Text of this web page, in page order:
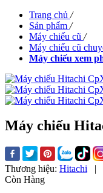
Trang chủ /
Sản phẩm /
Máy chiếu cũ /
Máy chiếu cũ
Máy chiếu xem
Máy chiếu
Thương hiệu: Hitachi |
Còn Hàng